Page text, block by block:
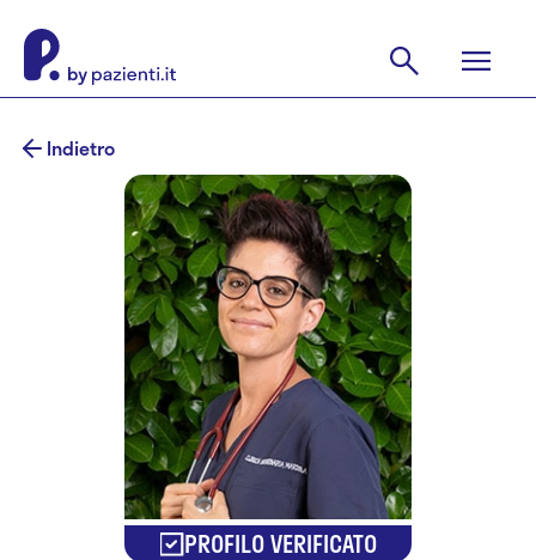
Indietro
PROFILO VERIFICATO